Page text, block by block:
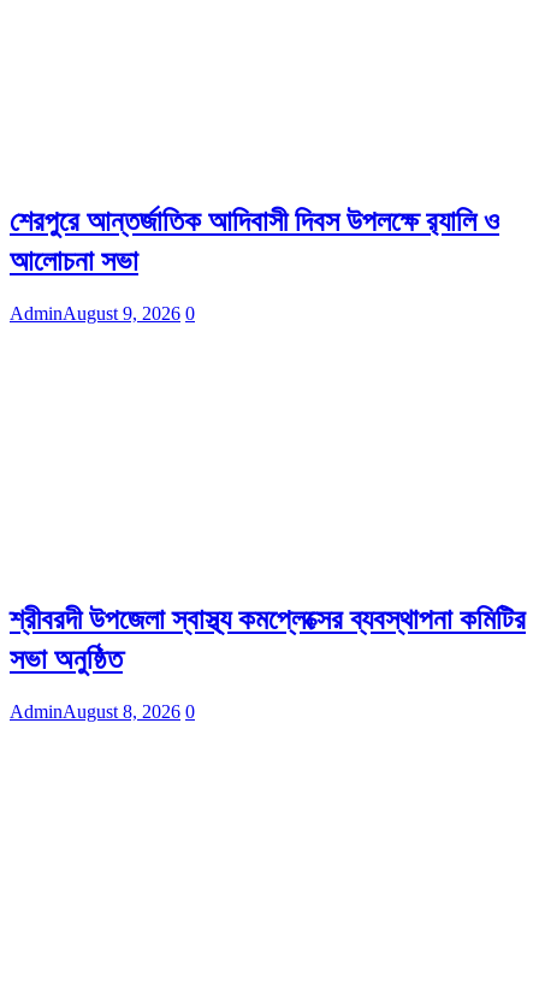
শেরপুরে আন্তর্জাতিক আদিবাসী দিবস উপলক্ষে র‌্যালি ও
আলোচনা সভা
AdminAugust 9, 2026 0
শ্রীবরদী উপজেলা স্বাস্থ্য কমপ্লেক্সের ব্যবস্থাপনা কমিটির
সভা অনুষ্ঠিত
AdminAugust 8, 2026 0